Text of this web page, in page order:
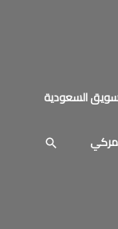
السعودية